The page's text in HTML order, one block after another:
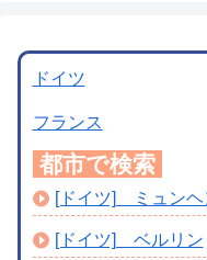
ドイツ
フランス
都市で検索
[ドイツ] ミュンヘ
[ドイツ] ベルリン